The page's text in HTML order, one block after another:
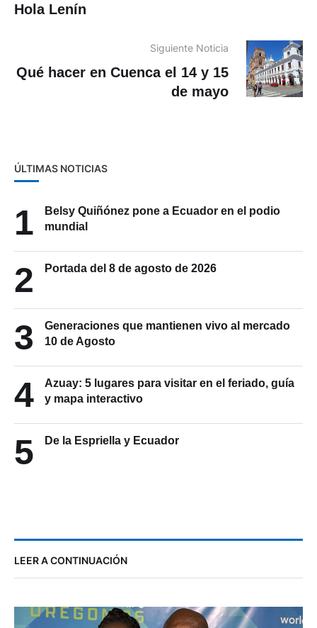
Hola Lenín
Siguiente Noticia
Qué hacer en Cuenca el 14 y 15
de mayo
ÚLTIMAS NOTICIAS
1
Belsy Quiñónez pone a Ecuador en el podio
mundial
2 Portada del 8 de agosto de 2026
3
Generaciones que mantienen vivo al mercado
10 de Agosto
4
Azuay: 5 lugares para visitar en el feriado, guía
y mapa interactivo
5 De la Espriella y Ecuador
LEER A CONTINUACIÓN